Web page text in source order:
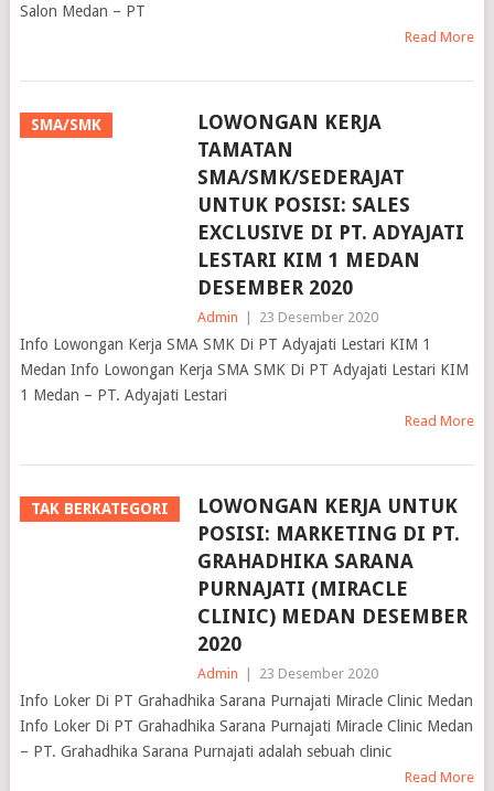
Salon Medan – PT
Read More
SMA/SMK
LOWONGAN KERJA
TAMATAN
SMA/SMK/SEDERAJAT
UNTUK POSISI: SALES
EXCLUSIVE DI PT. ADYAJATI
LESTARI KIM 1 MEDAN
DESEMBER 2020
Admin 23 Desember 2020
Info Lowongan Kerja SMA SMK Di PT Adyajati Lestari KIM 1
Medan Info Lowongan Kerja SMA SMK Di PT Adyajati Lestari KIM
1 Medan – PT. Adyajati Lestari
Read More
TAK BERKATEGORI
LOWONGAN KERJA UNTUK
POSISI: MARKETING DI PT.
GRAHADHIKA SARANA
PURNAJATI (MIRACLE
CLINIC) MEDAN DESEMBER
2020
Admin 23 Desember 2020
Info Loker Di PT Grahadhika Sarana Purnajati Miracle Clinic Medan
Info Loker Di PT Grahadhika Sarana Purnajati Miracle Clinic Medan
– PT. Grahadhika Sarana Purnajati adalah sebuah clinic
Read More